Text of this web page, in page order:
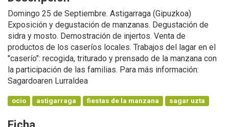
Domingo 25 de Septiembre. Astigarraga (Gipuzkoa)
Exposición y degustación de manzanas. Degustación de
sidra y mosto. Demostración de injertos. Venta de
productos de los caseríos locales. Trabajos del lagar en el
"caserío": recogida, triturado y prensado de la manzana con
la participación de las familias. Para más información:
Sagardoaren Lurraldea
ocio astigarraga fiestas de la manzana sagar uzta
Ficha